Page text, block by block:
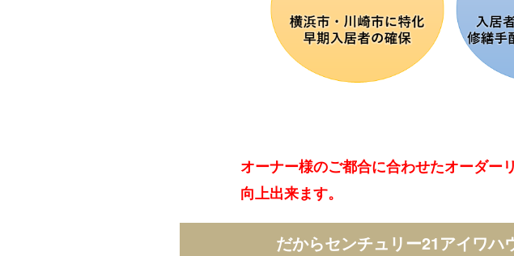
オーナー様のご都合に合わせたオーダー
向上出来ます。
だからセンチュリー21アイワハ